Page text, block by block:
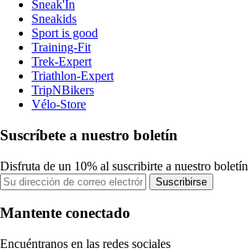
Sneak'In
Sneakids
Sport is good
Training-Fit
Trek-Expert
Triathlon-Expert
TripNBikers
Vélo-Store
Suscríbete a nuestro boletín
Disfruta de un 10% al suscribirte a nuestro boletín
Suscribirse
Mantente conectado
Encuéntranos en las redes sociales